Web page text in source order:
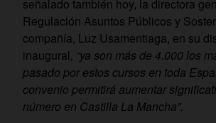
señalado también hoy, la directora
Regulación Asuntos Públicos y
compañía, Luz Usamentiaga, en su
inaugural, “ya son más de 4.000 los
pasado por estos cursos en toda
convenio permitirá aumentar
número en Castilla La Mancha”.